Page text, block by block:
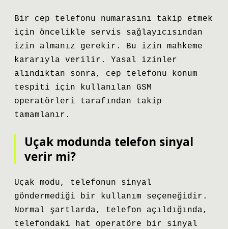
Bir cep telefonu numarasını takip etmek
için öncelikle servis sağlayıcısından
izin almanız gerekir. Bu izin mahkeme
kararıyla verilir. Yasal izinler
alındıktan sonra, cep telefonu konum
tespiti için kullanılan GSM
operatörleri tarafından takip
tamamlanır.
Uçak modunda telefon sinyal
verir mi?
Uçak modu, telefonun sinyal
göndermediği bir kullanım seçeneğidir.
Normal şartlarda, telefon açıldığında,
telefondaki hat operatöre bir sinyal